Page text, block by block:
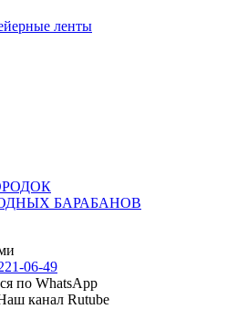
ленты
БАРАБАНОВ
06-49